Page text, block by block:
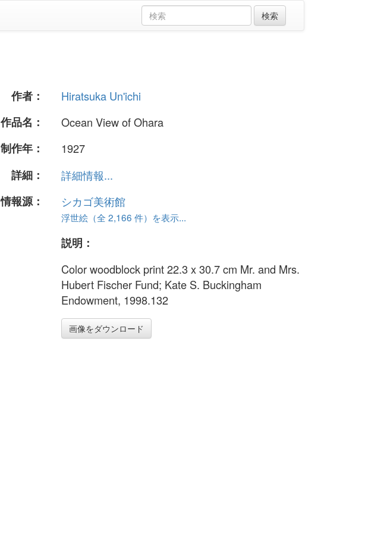
作者：
Hiratsuka Un'ichi
作品名：
Ocean View of Ohara
制作年：
1927
詳細：
詳細情報...
情報源：
シカゴ美術館
浮世絵（全 2,166 件）を表示...
説明：
Color woodblock print 22.3 x 30.7 cm Mr. and Mrs.
Hubert Fischer Fund; Kate S. Buckingham
Endowment, 1998.132
画像をダウンロード